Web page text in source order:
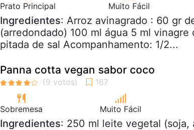
Prato Principal Muito Fácil
Ingredientes: Arroz avinagrado : 60 gr
(arredondado) 100 ml água 5 ml vinagre
pitada de sal Acompanhamento: 1/2...
Panna cotta vegan sabor coco
Sobremesa Muito Fácil
Ingredientes: 250 ml leite vegetal (soja,